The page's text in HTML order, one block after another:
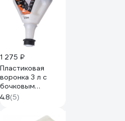
1 275 ₽
Пластиковая
воронка 3 л с
бочковым
адаптером GROZ
GR41922 - FNL/9
4.8(5)